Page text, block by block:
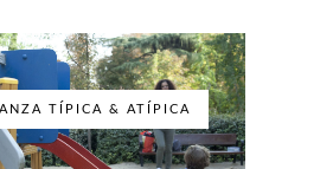
TÍPICA & ATÍPICA